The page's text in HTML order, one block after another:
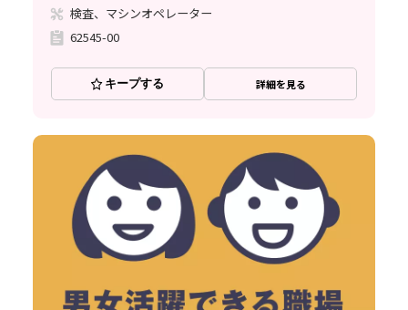
検査、マシンオペレーター
62545-00
キープする 詳細を見る